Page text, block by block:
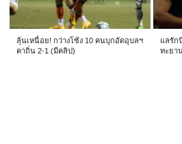
ลุ้นเหนื่อย! กว่างโซ้ง 10 คนบุกอัดอุบลฯ
คาถิ่น 2-1 (มีคลิป)
แลรัก
ทะยา